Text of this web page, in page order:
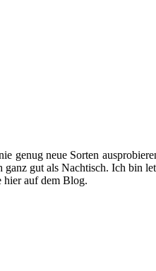
genug neue Sorten
gut als Nachtisch. Ich bin
hier auf dem Blog.